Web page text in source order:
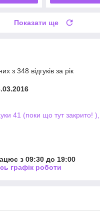
Показати ще
з 348 відгуків за рік
41 (поки що тут закрито! ),
з 09:30 до 19:00
графік роботи